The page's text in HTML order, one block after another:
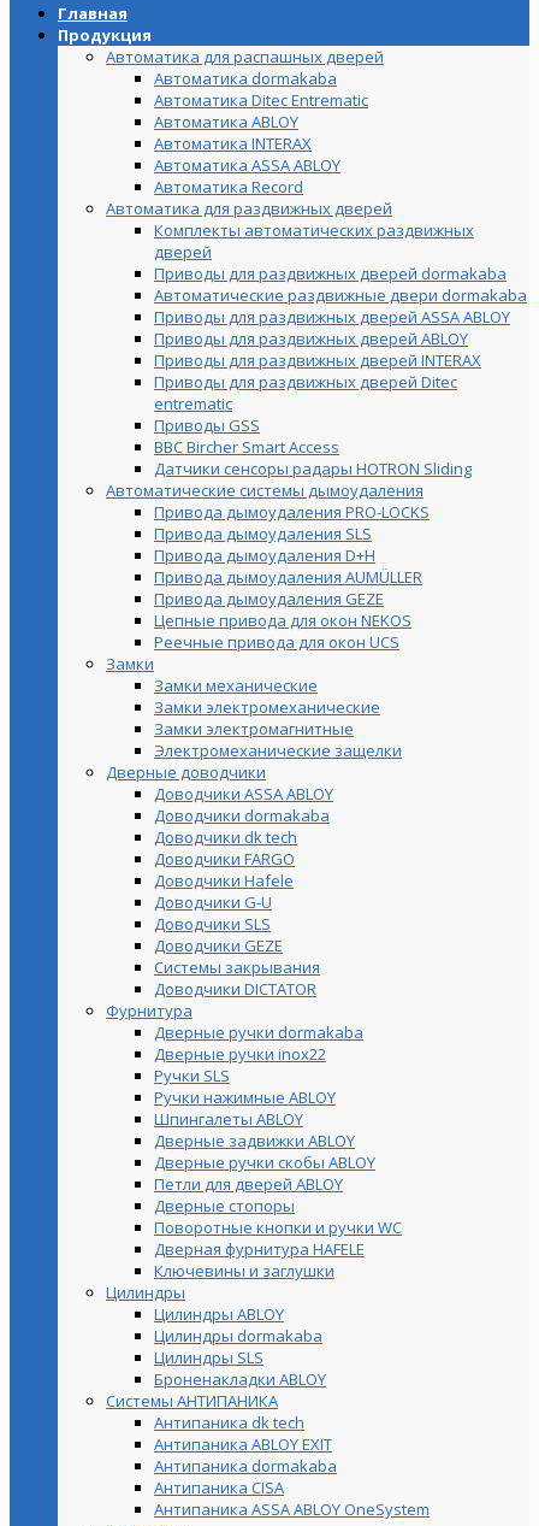
Главная
Продукция
Автоматика для распашных дверей
Автоматика dormakaba
Автоматика Ditec Entrematic
Автоматика ABLOY
Автоматика INTERAX
Автоматика ASSA ABLOY
Автоматика Record
Автоматика для раздвижных дверей
Комплекты автоматических раздвижных
дверей
Приводы для раздвижных дверей dormakaba
Автоматические раздвижные двери dormakaba
Приводы для раздвижных дверей ASSA ABLOY
Приводы для раздвижных дверей ABLOY
Приводы для раздвижных дверей INTERAX
Приводы для раздвижных дверей Ditec
entrematic
Приводы GSS
BBC Bircher Smart Access
Датчики сенсоры радары HOTRON Sliding
Автоматические системы дымоудаления
Привода дымоудаления PRO-LOCKS
Привода дымоудаления SLS
Привода дымоудаления D+H
Привода дымоудаления AUMÜLLER
Привода дымоудаления GEZE
Цепные привода для окон NEKOS
Реечные привода для окон UСS
Замки
Замки механические
Замки электромеханические
Замки электромагнитные
Электромеханические защелки
Дверные доводчики
Доводчики ASSA ABLOY
Доводчики dormakaba
Доводчики dk tech
Доводчики FARGO
Доводчики Hafele
Доводчики G-U
Доводчики SLS
Доводчики GEZE
Cистемы закрывания
Доводчики DICTATOR
Фурнитура
Дверные ручки dormakaba
Дверные ручки inox22
Ручки SLS
Ручки нажимные ABLOY
Шпингалеты ABLOY
Дверные задвижки ABLOY
Дверные ручки скобы ABLOY
Петли для дверей ABLOY
Дверные стопоры
Поворотные кнопки и ручки WC
Дверная фурнитура HAFELE
Ключевины и заглушки
Цилиндры
Цилиндры ABLOY
Цилиндры dormakaba
Цилиндры SLS
Броненакладки ABLOY
Системы АНТИПАНИКА
Антипаника dk tech
Антипаника ABLOY EXIT
Антипаника dormakaba
Антипаника СISA
Антипаника ASSA ABLOY OneSystem